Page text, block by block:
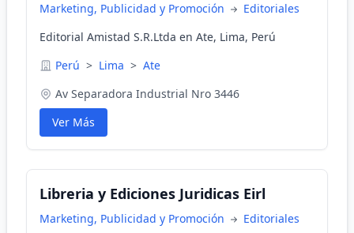
Marketing, Publicidad y Promoción
Editoriales
Editorial Amistad S.R.Ltda en Ate, Lima, Perú
Perú > Lima > Ate
Av Separadora Industrial Nro 3446
Ver Más
Libreria y Ediciones Juridicas Eirl
Marketing, Publicidad y Promoción
Editoriales